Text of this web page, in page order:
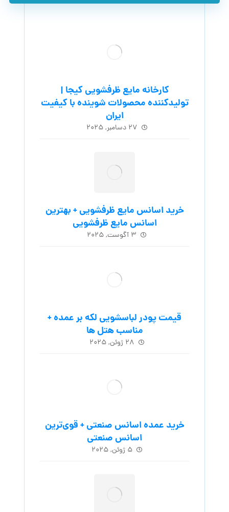
کارخانه مایع ظرفشویی کیجا |
تولیدکننده محصولات شوینده با کیفیت
ایران
۲۷ دسامبر, ۲۰۲۵
خرید اسانس مایع ظرفشویی + بهترین
اسانس مایع ظرفشویی
۳ آگوست, ۲۰۲۵
قیمت پودر لباسشویی لکه بر عمده +
مناسب هتل ها
۲۸ ژوئن, ۲۰۲۵
خرید عمده اسانس صنعتی + قوی‌ترین
اسانس‌ صنعتی
۵ ژوئن, ۲۰۲۵